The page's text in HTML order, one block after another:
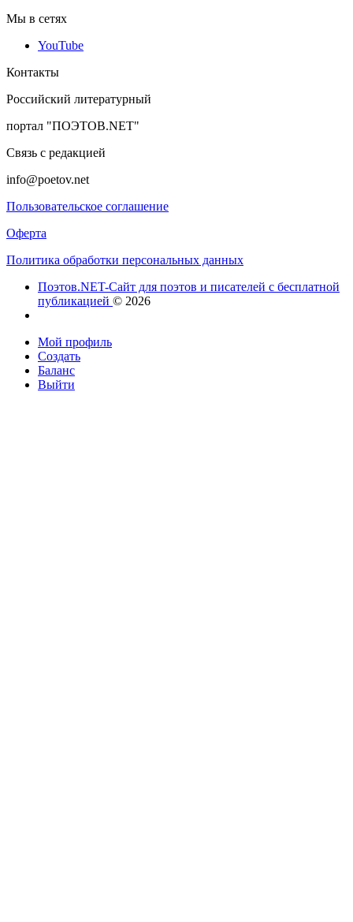
Мы в сетях
YouTube
Контакты
Российский литературный
портал "ПОЭТОВ.NET"
Связь с редакцией
info@poetov.net
Пользовательское соглашение
Оферта
Политика обработки персональных данных
Поэтов.NET-Сайт для поэтов и писателей с бесплатной
публикацией © 2026
Мой профиль
Создать
Баланс
Выйти